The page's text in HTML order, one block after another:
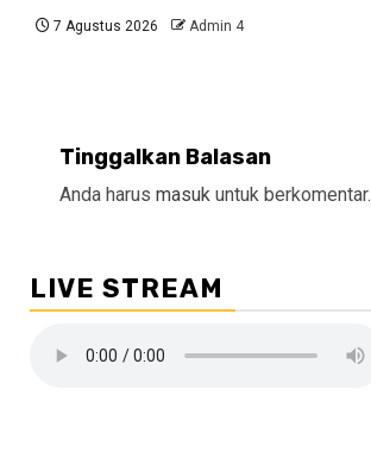
7 Agustus 2026 Admin 4
Tinggalkan Balasan
Anda harus masuk untuk berkomentar.
LIVE STREAM